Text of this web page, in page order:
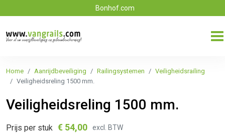
Bonhof.com
Home Aanrijdbeveiliging Railingsystemen
Veiligheidsrailing
Veiligheidsreling 1500 mm.
Veiligheidsreling 1500 mm.
Prijs per stuk € 54,00 excl. BTW